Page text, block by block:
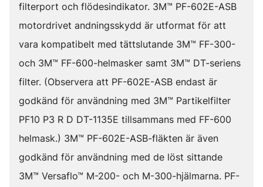
filterport och flödesindikator. 3M™ PF-602E-ASB
motordrivet andningsskydd är utformat för att
vara kompatibelt med tättslutande 3M™ FF-300-
och 3M™ FF-600-helmasker samt 3M™ DT-seriens
filter. (Observera att PF-602E-ASB endast är
godkänd för användning med 3M™ Partikelfilter
PF10 P3 R D DT-1135E tillsammans med FF-600
helmask.) 3M™ PF-602E-ASB-fläkten är även
godkänd för användning med de löst sittande
3M™ Versaflo™ M-200- och M-300-hjälmarna. PF-